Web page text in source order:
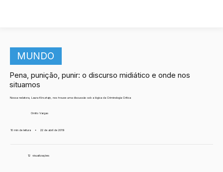
MUNDO
Pena, punição, punir: o discurso midiático e onde nos
situamos
Nossa redatora, Laura Kirsztajn, nos trouxe uma discussão sob a lógica da Criminologia Crítica
Ornito Vargas
10 min de leitura • 22 de abril de 2019
12 visualizações